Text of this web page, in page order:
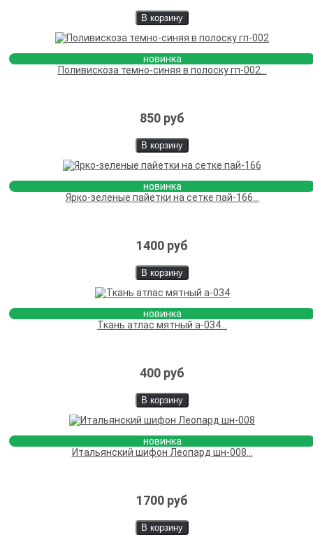
В корзину
новинка
Поливискоза темно-синяя в полоску гп-002...
850 руб
В корзину
новинка
Ярко-зеленые пайетки на сетке пай-166...
1400 руб
В корзину
новинка
Ткань атлас мятный а-034...
400 руб
В корзину
новинка
Итальянский шифон Леопард шн-008...
1700 руб
В корзину